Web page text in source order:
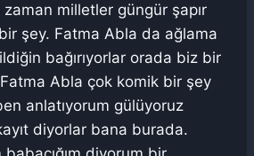
milletler güngür şapır
şey. Fatma Abla da ağlama
bağırıyorlar orada biz bir
Abla çok komik bir şey
anlatıyorum gülüyoruz
diyorlar bana burada.